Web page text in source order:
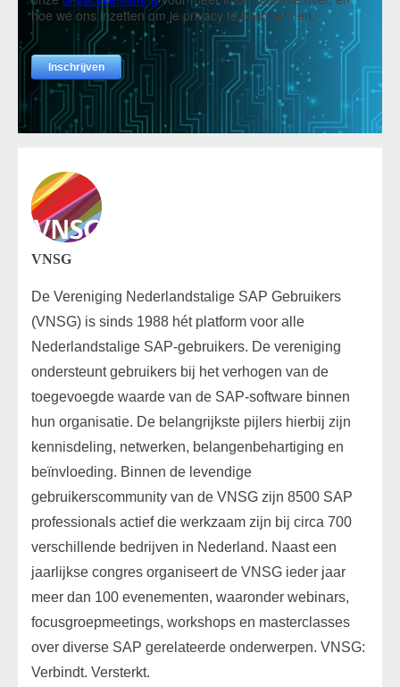
VNSG
De Vereniging Nederlandstalige SAP Gebruikers
(VNSG) is sinds 1988 hét platform voor alle
Nederlandstalige SAP-gebruikers. De vereniging
ondersteunt gebruikers bij het verhogen van de
toegevoegde waarde van de SAP-software binnen
hun organisatie. De belangrijkste pijlers hierbij zijn
kennisdeling, netwerken, belangenbehartiging en
beïnvloeding. Binnen de levendige
gebruikerscommunity van de VNSG zijn 8500 SAP
professionals actief die werkzaam zijn bij circa 700
verschillende bedrijven in Nederland. Naast een
jaarlijkse congres organiseert de VNSG ieder jaar
meer dan 100 evenementen, waaronder webinars,
focusgroepmeetings, workshops en masterclasses
over diverse SAP gerelateerde onderwerpen. VNSG:
Verbindt. Versterkt.